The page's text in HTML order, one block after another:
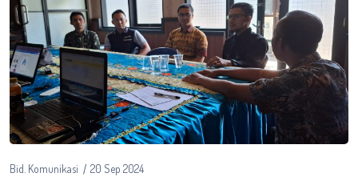
Bid. Komunikasi 20 Sep 2024